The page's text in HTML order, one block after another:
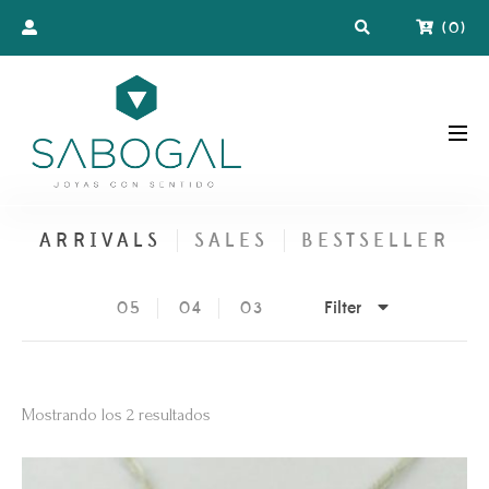
(0)
ARRIVALS SALES BESTSELLER
05 04 03 Filter
Mostrando los 2 resultados